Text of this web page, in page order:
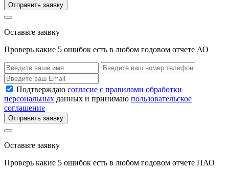
Отправить заявку
Оставьте заявку
Проверь какие 5 ошибок есть в любом годовом отчете АО
Подтверждаю согласие с правилами обработки
персональных данных и принимаю пользовательское
соглашение
Отправить заявку
Оставьте заявку
Проверь какие 5 ошибок есть в любом годовом отчете ПАО